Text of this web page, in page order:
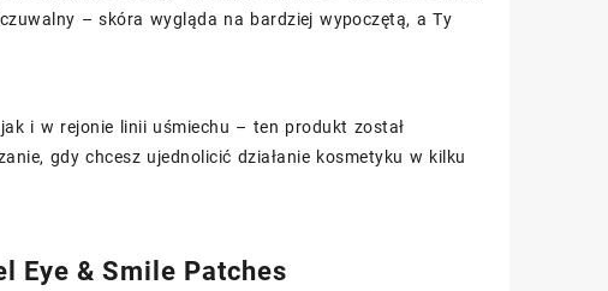
– skóra wygląda na bardziej wypoczętą, a Ty
i w rejonie linii uśmiechu – ten produkt został
gdy chcesz ujednolicić działanie kosmetyku w kilku
Eye & Smile Patches